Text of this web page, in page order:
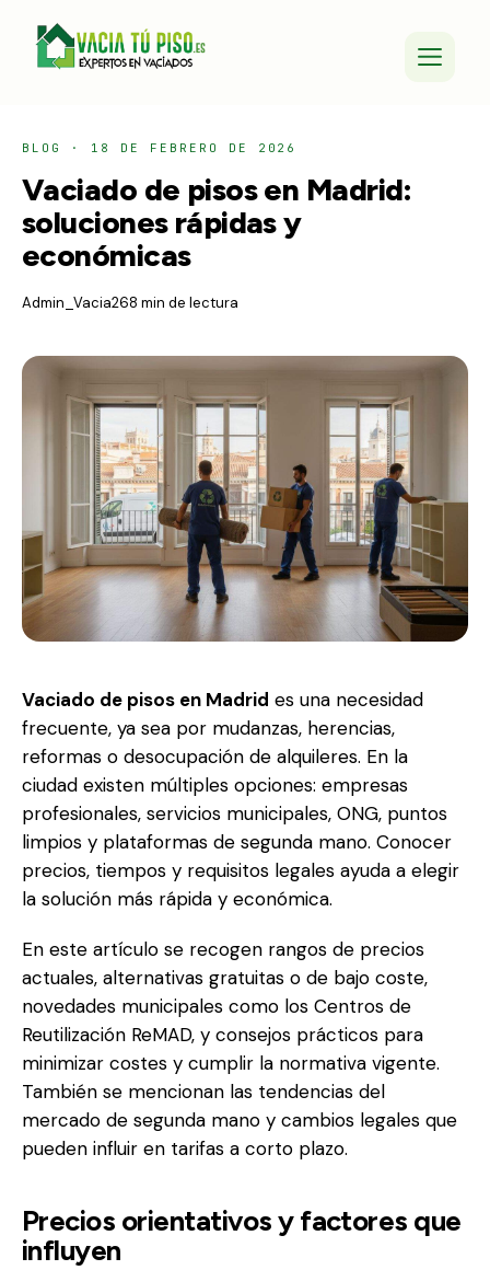
BLOG · 18 DE FEBRERO DE 2026
Vaciado de pisos en Madrid:
soluciones rápidas y
económicas
Admin_Vacia268 min de lectura
Vaciado de pisos en Madrid es una necesidad
frecuente, ya sea por mudanzas, herencias,
reformas o desocupación de alquileres. En la
ciudad existen múltiples opciones: empresas
profesionales, servicios municipales, ONG, puntos
limpios y plataformas de segunda mano. Conocer
precios, tiempos y requisitos legales ayuda a elegir
la solución más rápida y económica.
En este artículo se recogen rangos de precios
actuales, alternativas gratuitas o de bajo coste,
novedades municipales como los Centros de
Reutilización ReMAD, y consejos prácticos para
minimizar costes y cumplir la normativa vigente.
También se mencionan las tendencias del
mercado de segunda mano y cambios legales que
pueden influir en tarifas a corto plazo.
Precios orientativos y factores que
influyen